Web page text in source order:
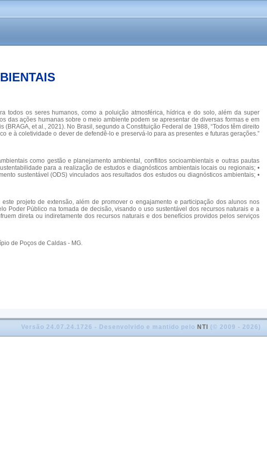
todos os seres humanos, como a poluição atmosférica, hídrica e do solo, além da super
das ações humanas sobre o meio ambiente podem se apresentar de diversas formas e em
et al., 2021). No Brasil, segundo a Constituição Federal de 1988, “Todos têm direito
à coletividade o dever de defendê-lo e preservá-lo para as presentes e futuras gerações.”
como gestão e planejamento ambiental, conflitos socioambientais e outras pautas
para a realização de estudos e diagnósticos ambientais locais ou regionais; •
sustentável (ODS) vinculados aos resultados dos estudos ou diagnósticos ambientais; •
projeto de extensão, além de promover o engajamento e participação dos alunos nos
Poder Público na tomada de decisão, visando o uso sustentável dos recursos naturais e a
direta ou indiretamente dos recursos naturais e dos benefícios providos pelos serviços
de Poços de Caldas - MG.
Versão 24.07.24.1726 - Desenvolvido e mantido pelo NTI (© 2009 - 2026)